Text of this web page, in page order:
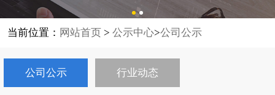
当前位置： 网站首页> 公示中心>公司公示
公司公示 行业动态